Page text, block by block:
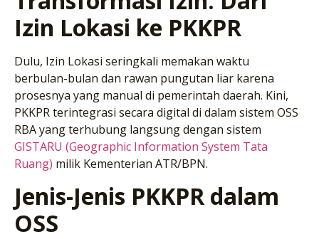
Izin Lokasi ke PKKPR
Dulu, Izin Lokasi seringkali memakan waktu
berbulan-bulan dan rawan pungutan liar karena
prosesnya yang manual di pemerintah daerah. Kini,
PKKPR terintegrasi secara digital di dalam sistem OSS
RBA yang terhubung langsung dengan sistem
GISTARU (Geographic Information System Tata
Ruang) milik Kementerian ATR/BPN.
Jenis-Jenis PKKPR dalam
OSS